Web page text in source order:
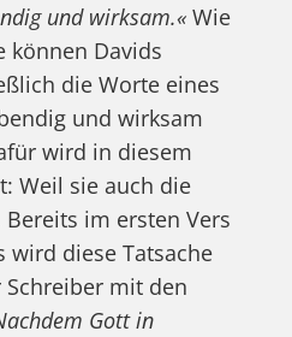
und wirksam.«Wie
können Davids
die Worte eines
und wirksam
wird in diesem
Weil sie auch die
im ersten Vers
wird diese Tatsache
mit den
Gott in